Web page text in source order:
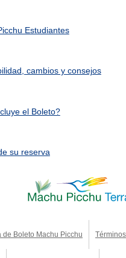
Estudiantes
cambios y consejos
el Boleto?
su reserva
de Boleto Machu Picchu